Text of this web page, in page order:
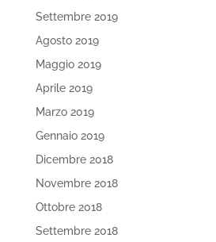
Settembre 2019
Agosto 2019
Maggio 2019
Aprile 2019
Marzo 2019
Gennaio 2019
Dicembre 2018
Novembre 2018
Ottobre 2018
Settembre 2018